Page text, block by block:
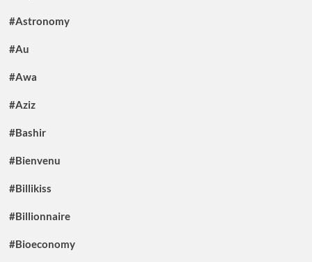
#Astronomy
#Au
#Awa
#Aziz
#Bashir
#Bienvenu
#Billikiss
#Billionnaire
#Bioeconomy